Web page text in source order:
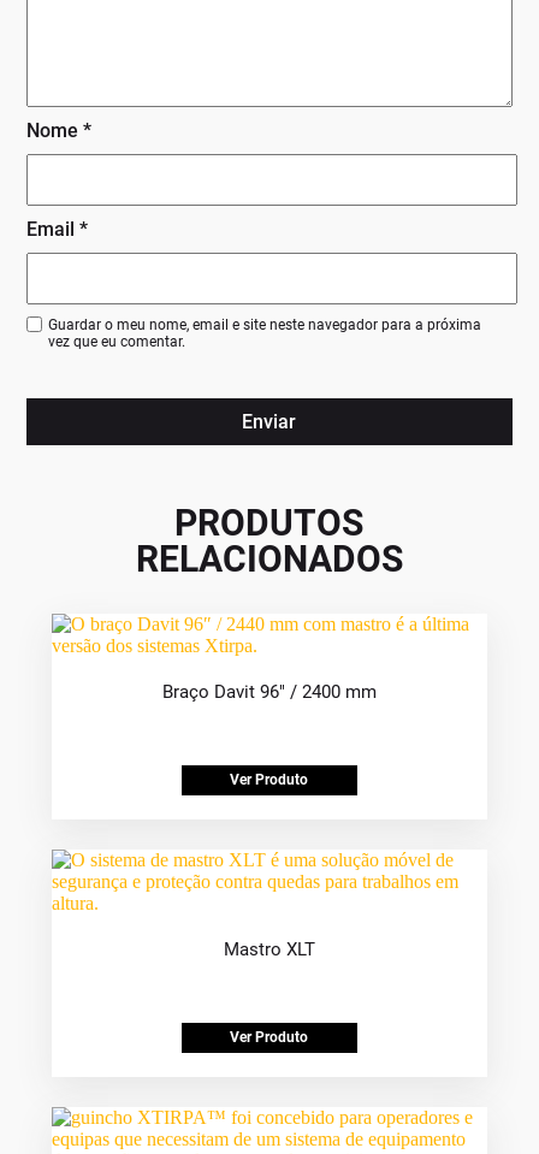
Nome*
Email*
Guardar o meu nome, email e site neste navegador para a próxima
vez que eu comentar.
PRODUTOS
RELACIONADOS
Braço Davit 96″ / 2400 mm
Ver Produto
Mastro XLT
Ver Produto